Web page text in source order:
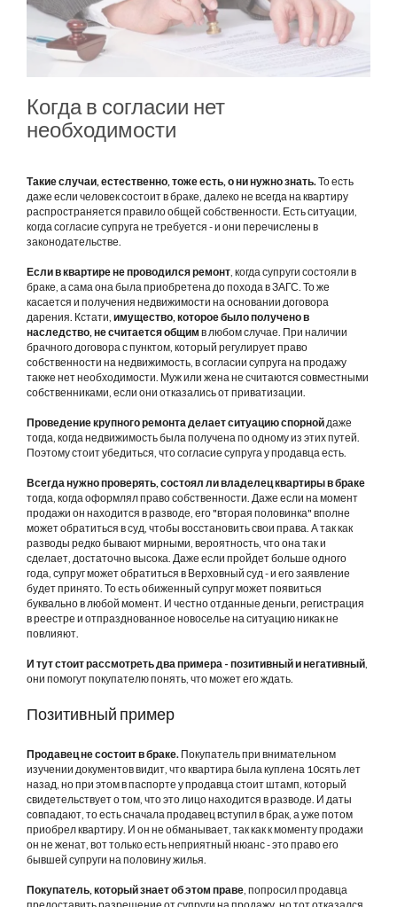
Когда в согласии нет
необходимости
Такие случаи, естественно, тоже есть, о ни нужно знать.То есть
даже если человек состоит в браке, далеко не всегда на квартиру
распространяется правило общей собственности. Есть ситуации,
когда согласие супруга не требуется - и они перечислены в
законодательстве.
Если в квартире не проводился ремонт, когда супруги состояли в
браке, а сама она была приобретена до похода в ЗАГС. То же
касается и получения недвижимости на основании договора
дарения. Кстати, имущество, которое было получено в
наследство, не считается общим в любом случае. При наличии
брачного договора с пунктом, который регулирует право
собственности на недвижимость, в согласии супруга на продажу
также нет необходимости. Муж или жена не считаются совместными
собственниками, если они отказались от приватизации.
Проведение крупного ремонта делает ситуацию спорнойдаже
тогда, когда недвижимость была получена по одному из этих путей.
Поэтому стоит убедиться, что согласие супруга у продавца есть.
Всегда нужно проверять, состоял ли владелец квартиры в браке
тогда, когда оформлял право собственности. Даже если на момент
продажи он находится в разводе, его "вторая половинка" вполне
может обратиться в суд, чтобы восстановить свои права. А так как
разводы редко бывают мирными, вероятность, что она так и
сделает, достаточно высока. Даже если пройдет больше одного
года, супруг может обратиться в Верховный суд - и его заявление
будет принято. То есть обиженный супруг может появиться
буквально в любой момент. И честно отданные деньги, регистрация
в реестре и отпразднованное новоселье на ситуацию никак не
повлияют.
И тут стоит рассмотреть два примера - позитивный и негативный,
они помогут покупателю понять, что может его ждать.
Позитивный пример
Продавец не состоит в браке. Покупатель при внимательном
изучении документов видит, что квартира была куплена 10сять лет
назад, но при этом в паспорте у продавца стоит штамп, который
свидетельствует о том, что это лицо находится в разводе. И даты
совпадают, то есть сначала продавец вступил в брак, а уже потом
приобрел квартиру. И он не обманывает, так как к моменту продажи
он не женат, вот только есть неприятный нюанс - это право его
бывшей супруги на половину жилья.
Покупатель, который знает об этом праве, попросил продавца